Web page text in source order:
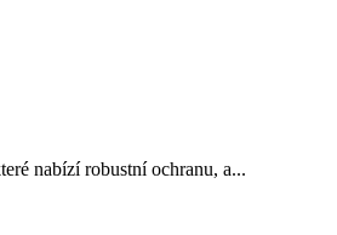
nabízí robustní ochranu, a...